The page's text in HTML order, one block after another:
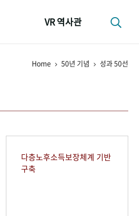
VR 역사관
Home 50년 기념 성과 50선
다층노후소득보장체계 기반
구축